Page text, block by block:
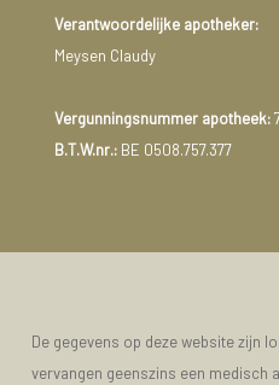
Verantwoordelijke apotheker:
Meysen Claudy
Vergunningsnummer apotheek:
B.T.W.nr.:BE 0508.757.377
De gegevens op deze website zijn
vervangen geenszins een medisch